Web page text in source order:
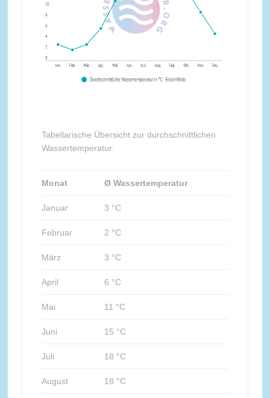
Tabellarische Übersicht zur durchschnittlichen
Wassertemperatur:
Monat Ø Wassertemperatur
Januar 3 °C
Februar 2 °C
März 3 °C
April 6 °C
Mai 11 °C
Juni 15 °C
Juli 18 °C
August 18 °C